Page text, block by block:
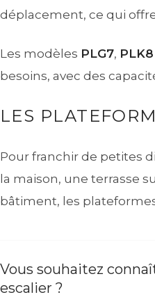
déplacement, ce qui
Les modèles PLG7, PLK8
besoins, avec des
LES
Pour franchir de petites
la maison, une terrasse
bâtiment, les
Vous souhaitez
escalier ?